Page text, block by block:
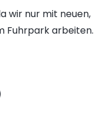
wir nur mit neuen,
Fuhrpark arbeiten.